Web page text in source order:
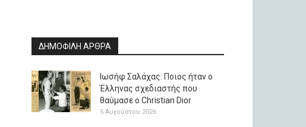
ΔΗΜΟΦΙΛΗ ΑΡΘΡΑ
Ιωσήφ Σαλάχας: Ποιος ήταν ο
Έλληνας σχεδιαστής που
θαύμασε ο Christian Dior
5 Αυγούστου 2026